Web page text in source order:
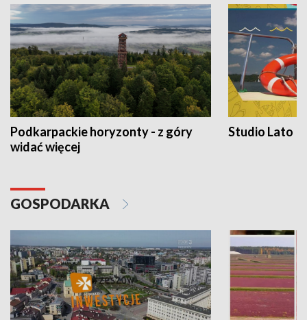
Podkarpackie horyzonty - z góry
widać więcej
Studio Lato
GOSPODARKA